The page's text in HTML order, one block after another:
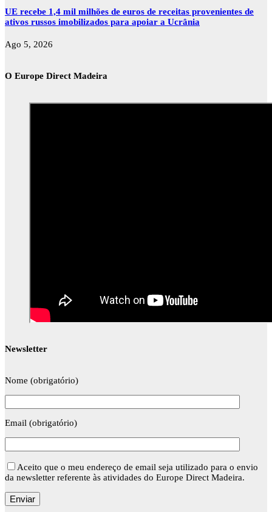
UE recebe 1,4 mil milhões de euros de receitas provenientes de
ativos russos imobilizados para apoiar a Ucrânia
Ago 5, 2026
O Europe Direct Madeira
Newsletter
Nome (obrigatório)
Email (obrigatório)
Aceito que o meu endereço de email seja utilizado para o envio
da newsletter referente às atividades do Europe Direct Madeira.